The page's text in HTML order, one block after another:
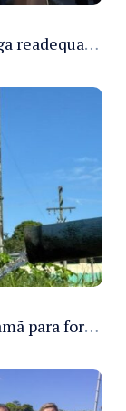
Governador Roberto Cidade entrega readequação do ambulatório da FCecon e amplia capacidade de atendimento oncológico em Manaus
Cosama inicia força-tarefa em Anamã para fortalecer abastecimento de água e segurança hídrica da população